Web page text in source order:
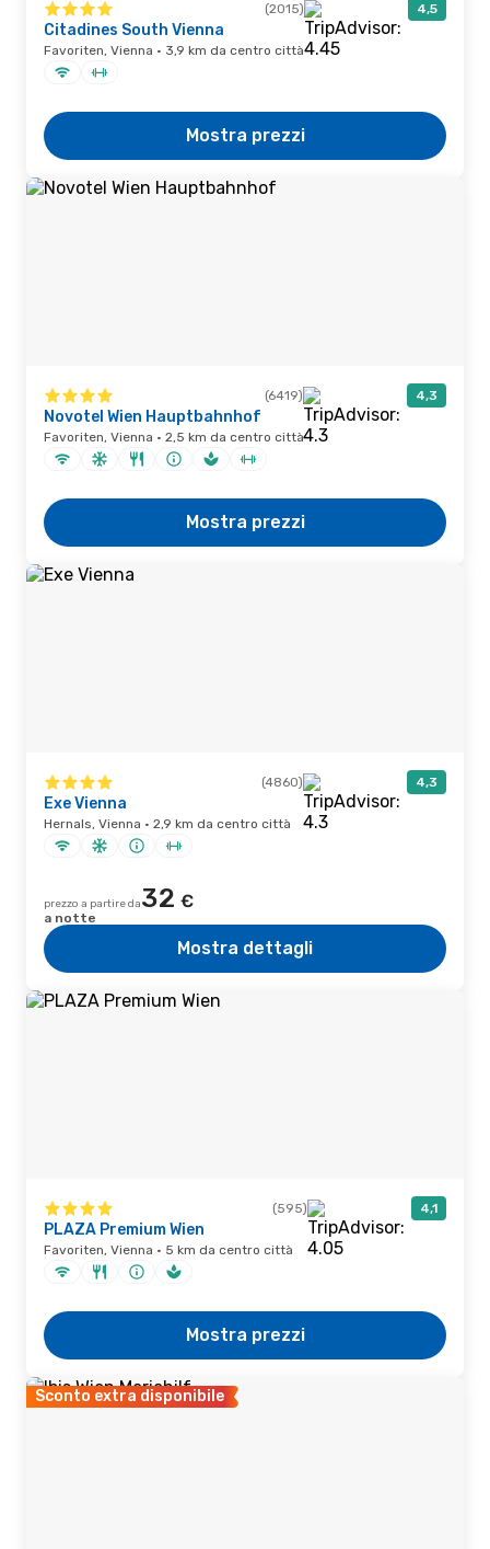
(2015) 4,5
Citadines South Vienna
Favoriten, Vienna · 3,9 km da centro città
Mostra prezzi
(6419) 4,3
Novotel Wien Hauptbahnhof
Favoriten, Vienna · 2,5 km da centro città
Mostra prezzi
(4860) 4,3
Exe Vienna
Hernals, Vienna · 2,9 km da centro città
prezzo a partire da32 €
a notte
Mostra dettagli
(595) 4,1
PLAZA Premium Wien
Favoriten, Vienna · 5 km da centro città
Mostra prezzi
Sconto extra disponibile